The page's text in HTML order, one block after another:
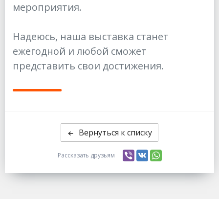
мероприятия.
Надеюсь, наша выставка станет
ежегодной и любой сможет
представить свои достижения.
Вернуться к списку
Рассказать друзьям